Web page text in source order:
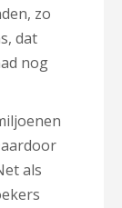
zo
dat
nog
als